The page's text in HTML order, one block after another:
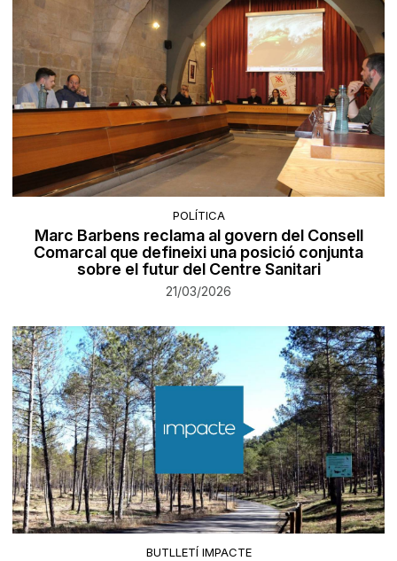
POLÍTICA
Marc Barbens reclama al govern del Consell
Comarcal que defineixi una posició conjunta
sobre el futur del Centre Sanitari
21/03/2026
BUTLLETÍ IMPACTE